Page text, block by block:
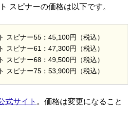
スピナーの価格は以下です。
スピナー55：45,100円（税込）
スピナー61：47,300円（税込）
スピナー68：49,500円（税込）
スピナー75：53,900円（税込）
式サイト 。価格は変更になること